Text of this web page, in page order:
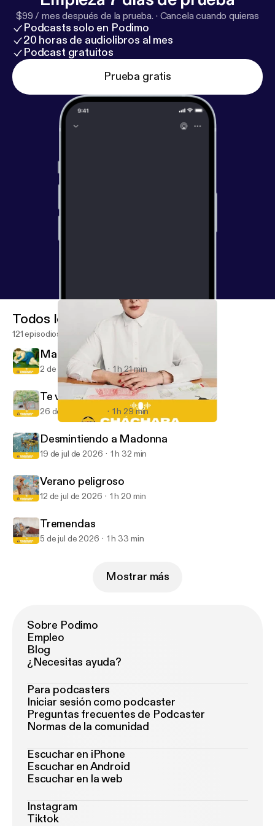
@ginjaramillo Hosted by Simplecast, an AdsWizz
company. See pcm.adswizz.com [https://pcm.adswi
zz.com] for information about our collection and use
of personal data for advertising.
$99 / mes después de la prueba. · Cancela cuando quieras
Podcasts solo en Podimo
20 horas de audiolibros al mes
Podcast gratuitos
Prueba gratis
Cháchara Literaria
Todos los episodios
121 episodios
Mala onda
2 de ago de 2026 1 h 21 min
Te vas a acordar de mí
26 de jul de 2026 1 h 29 min
Desmintiendo a Madonna
19 de jul de 2026 1 h 32 min
Verano peligroso
12 de jul de 2026 1 h 20 min
Tremendas
5 de jul de 2026 1 h 33 min
Mostrar más
Sobre Podimo
Empleo
Blog
¿Necesitas ayuda?
Para podcasters
Iniciar sesión como podcaster
Preguntas frecuentes de Podcaster
Normas de la comunidad
Escuchar en iPhone
Escuchar en Android
Escuchar en la web
Instagram
Tiktok